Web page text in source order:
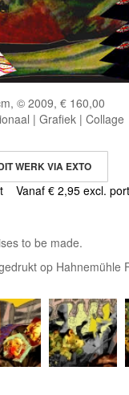
© 2009, € 160,00
| Grafiek | Collage
WERK VIA EXTO
Vanaf € 2,95 excl.
to be made.
op Hahnemühle